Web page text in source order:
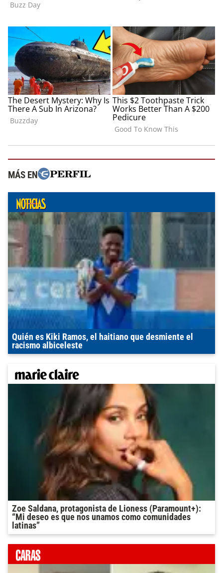
MÁS EN
Quién es Kiki Ramos, el haitiano que desmiente el
racismo albiceleste
Zoe Saldana, protagonista de Lioness (Paramount+):
“Mi deseo es que nos unamos como comunidades
latinas”